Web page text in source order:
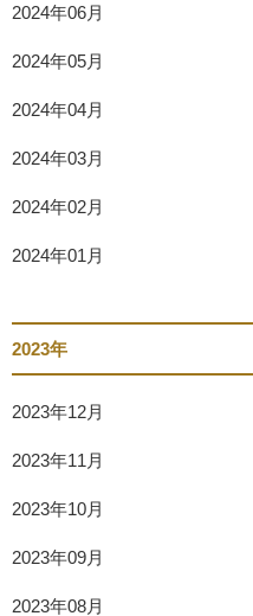
2024年06月
2024年05月
2024年04月
2024年03月
2024年02月
2024年01月
2023年
2023年12月
2023年11月
2023年10月
2023年09月
2023年08月